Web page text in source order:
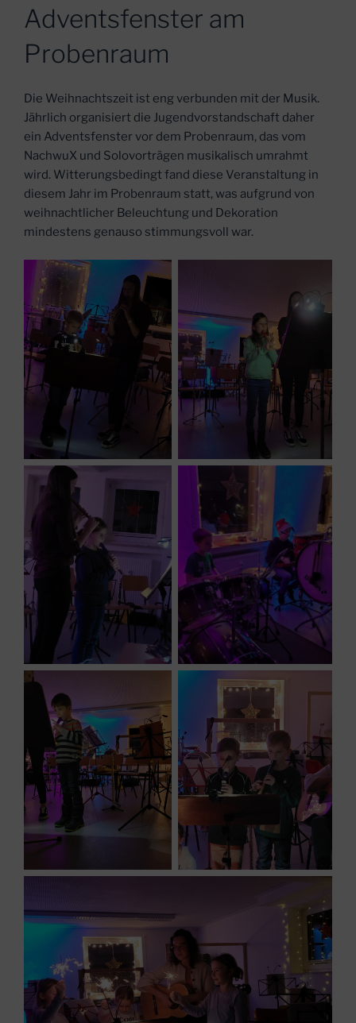
Adventsfenster am
Probenraum
Die Weihnachtszeit ist eng verbunden mit der Musik.
Jährlich organisiert die Jugendvorstandschaft daher
ein Adventsfenster vor dem Probenraum, das vom
NachwuX und Solovorträgen musikalisch umrahmt
wird. Witterungsbedingt fand diese Veranstaltung in
diesem Jahr im Probenraum statt, was aufgrund von
weihnachtlicher Beleuchtung und Dekoration
mindestens genauso stimmungsvoll war.